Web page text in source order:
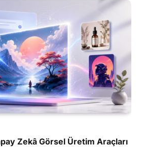
Zekâ Görsel Üretim Araçları